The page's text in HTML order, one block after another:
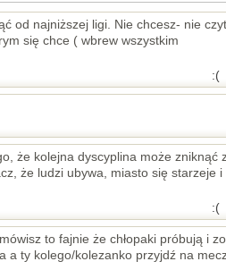
od najniższej ligi. Nie chcesz- nie
się chce ( wbrew wszystkim
:(
że kolejna dyscyplina może zniknąć
że ludzi ubywa, miasto się starzeje i
:(
to fajnie że chłopaki próbują i
a ty kolego/kolezanko przyjdź na